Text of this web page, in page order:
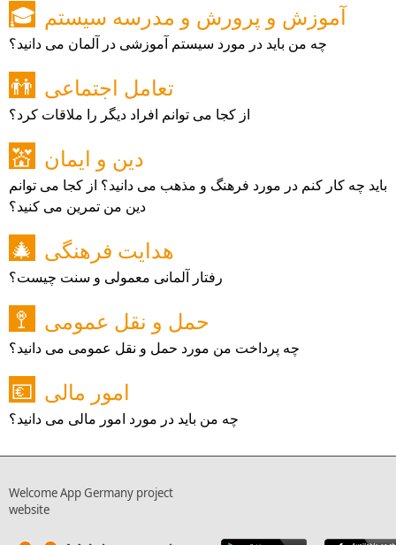
🎓 آموزش و پرورش و مدرسه سیستم
چه من باید در مورد سیستم آموزشی در آلمان می دانید؟
👬 تعامل اجتماعی
از کجا می توانم افراد دیگر را ملاقات کرد؟
💒 دین و ایمان
باید چه کار کنم در مورد فرهنگ و مذهب می دانید؟ از کجا می توانم
دین من تمرین می کنید؟
🎄 هدایت فرهنگی
رفتار آلمانی معمولی و سنت چیست؟
🚏 حمل و نقل عمومی
چه پرداخت من مورد حمل و نقل عمومی می دانید؟
💶 امور مالی
چه من باید در مورد امور مالی می دانید؟
Welcome App Germany project
website